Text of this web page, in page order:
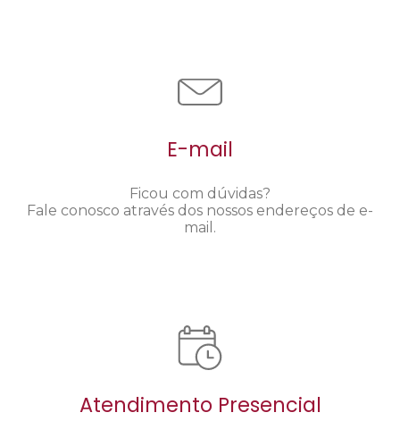
E-mail
Ficou com dúvidas?
Fale conosco através dos nossos endereços de e-
mail.
Atendimento Presencial